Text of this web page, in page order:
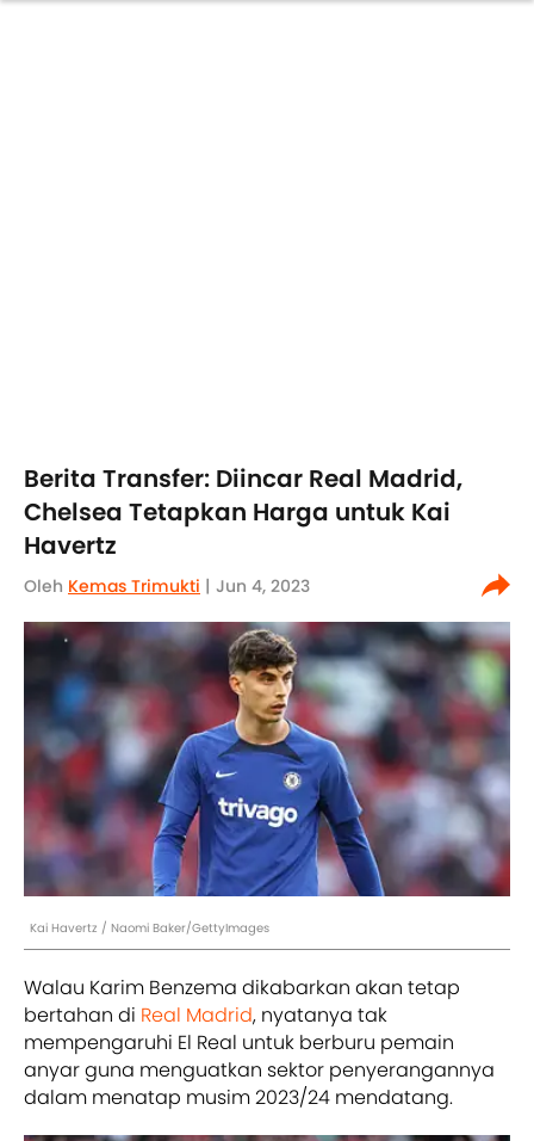
Berita Transfer: Diincar Real Madrid,
Chelsea Tetapkan Harga untuk Kai
Havertz
Oleh Kemas Trimukti | Jun 4, 2023
Kai Havertz / Naomi Baker/GettyImages
Walau Karim Benzema dikabarkan akan tetap
bertahan di Real Madrid, nyatanya tak
mempengaruhi El Real untuk berburu pemain
anyar guna menguatkan sektor penyerangannya
dalam menatap musim 2023/24 mendatang.